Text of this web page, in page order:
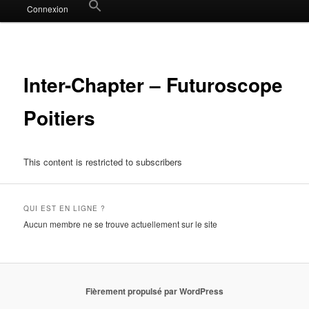
Connexion Search
Search Button
Inter-Chapter – Futuroscope
Poitiers
This content is restricted to subscribers
QUI EST EN LIGNE ?
Aucun membre ne se trouve actuellement sur le site
Fièrement propulsé par WordPress